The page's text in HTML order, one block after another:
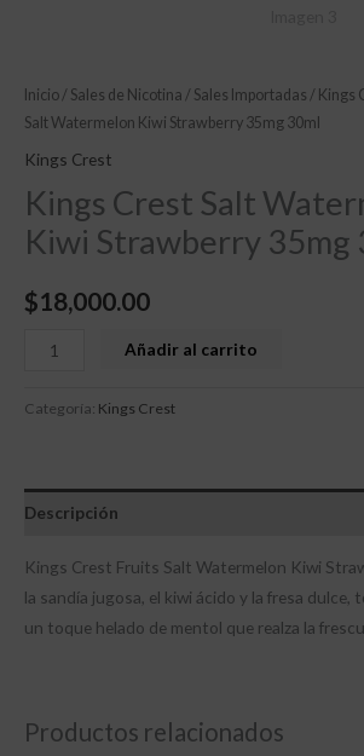
Inicio / Sales de Nicotina / Sales Importadas / Kings
Salt Watermelon Kiwi Strawberry 35mg 30ml
Kings Crest
Kings Crest Salt
Kiwi Strawberry 35mg
$18,000.00
Añadir al carrito
Categoría: Kings Crest
Descripción
Kings Crest Fruits Salt Watermelon Kiwi
la sandía jugosa, el kiwi ácido y la fresa dulce,
un toque helado de mentol que realza la
Productos relacionados